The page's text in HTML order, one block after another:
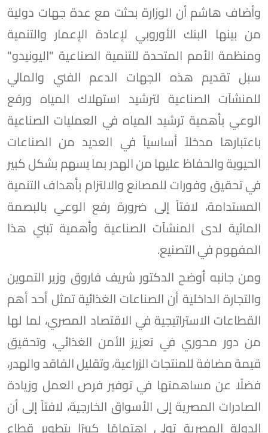
وأضاف هاشم أن الوزارة بحثت مع عدة جهات دولية
من بينها البنك الأوروبي لإعادة الإعمار والتنمية
ومنظمة الأمم المتحدة للتنمية الصناعية "اليونيدو"
سبل تقديم هذه الجهات الدعم الفني والمالي
للمنشآت الصناعية لترشيد استهلاك المياه ورفع
الوعي بأهمية ترشيد المياه في العمليات الصناعية
باعتبارها مدخلاً أساسياً في العديد من الصناعات
الحيوية والحفاظ عليها من الهدر بما يسهم بشكل كبير
في تحقيق وفورات للمصانع والالتزام بأهداف التنمية
المستدامة، لافتاً إلى ضرورة رفع الوعي بالبصمة
المائية لدى المنشآت الصناعية وأهمية تبني هذا
المفهوم في التصنيع.
ومن جانبه أوضح الدكتور شريف فاروق وزير التموين
والتجارة الداخلية أن الصناعات الغذائية تمثل أحد أهم
القطاعات الاستراتيجية في الاقتصاد المصري، لما لها
من دور محوري في تعزيز الأمن الغذائي، وتحقيق
قيمة مضافة للمنتجات الزراعية، وتقليل الفاقد والهدر،
فضلًا عن مساهمتها في توفير فرص العمل وزيادة
الصادرات المصرية إلى الأسواق الخارجية، لافتاً إلى أن
الدولة المصرية تولي اهتمامًا كبيرًا بتطوير قطاع